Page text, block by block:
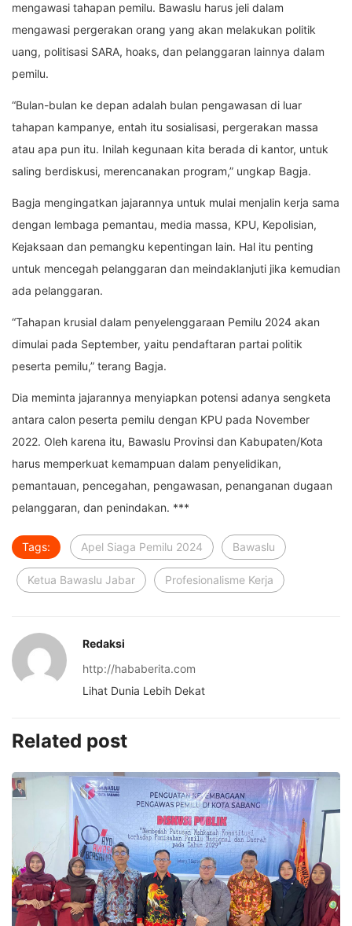
mengawasi tahapan pemilu. Bawaslu harus jeli dalam
mengawasi pergerakan orang yang akan melakukan politik
uang, politisasi SARA, hoaks, dan pelanggaran lainnya dalam
pemilu.
“Bulan-bulan ke depan adalah bulan pengawasan di luar
tahapan kampanye, entah itu sosialisasi, pergerakan massa
atau apa pun itu. Inilah kegunaan kita berada di kantor, untuk
saling berdiskusi, merencanakan program,” ungkap Bagja.
Bagja mengingatkan jajarannya untuk mulai menjalin kerja sama
dengan lembaga pemantau, media massa, KPU, Kepolisian,
Kejaksaan dan pemangku kepentingan lain. Hal itu penting
untuk mencegah pelanggaran dan meindaklanjuti jika kemudian
ada pelanggaran.
“Tahapan krusial dalam penyelenggaraan Pemilu 2024 akan
dimulai pada September, yaitu pendaftaran partai politik
peserta pemilu,” terang Bagja.
Dia meminta jajarannya menyiapkan potensi adanya sengketa
antara calon peserta pemilu dengan KPU pada November
2022. Oleh karena itu, Bawaslu Provinsi dan Kabupaten/Kota
harus memperkuat kemampuan dalam penyelidikan,
pemantauan, pencegahan, pengawasan, penanganan dugaan
pelanggaran, dan penindakan. ***
Tags: Apel Siaga Pemilu 2024 Bawaslu
Ketua Bawaslu Jabar Profesionalisme Kerja
Redaksi
http://hababerita.com
Lihat Dunia Lebih Dekat
Related post